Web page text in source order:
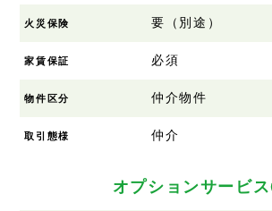
火災保険 要（別途）
家賃保証 必須
物件区分 仲介物件
取引態様 仲介
オプションサービス